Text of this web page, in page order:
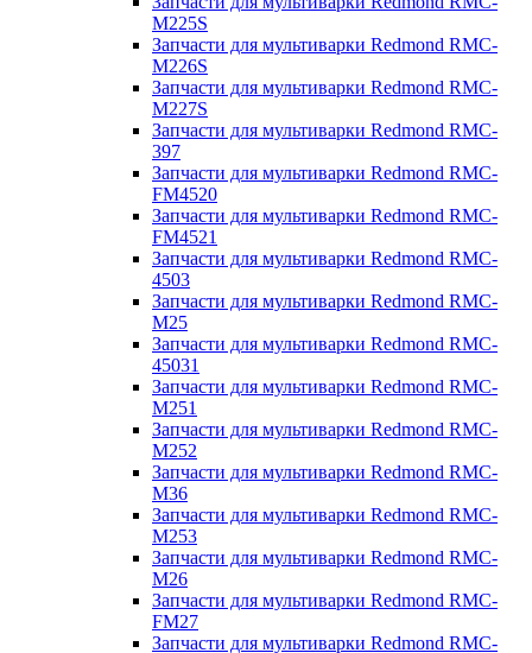
M225S
Запчасти для мультиварки Redmond RMC-
M226S
Запчасти для мультиварки Redmond RMC-
M227S
Запчасти для мультиварки Redmond RMC-
397
Запчасти для мультиварки Redmond RMC-
FM4520
Запчасти для мультиварки Redmond RMC-
FM4521
Запчасти для мультиварки Redmond RMC-
4503
Запчасти для мультиварки Redmond RMC-
M25
Запчасти для мультиварки Redmond RMC-
45031
Запчасти для мультиварки Redmond RMC-
M251
Запчасти для мультиварки Redmond RMC-
M252
Запчасти для мультиварки Redmond RMC-
M36
Запчасти для мультиварки Redmond RMC-
M253
Запчасти для мультиварки Redmond RMC-
M26
Запчасти для мультиварки Redmond RMC-
FM27
Запчасти для мультиварки Redmond RMC-